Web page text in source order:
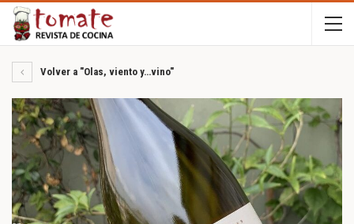
Volver a "Olas, viento y…vino"